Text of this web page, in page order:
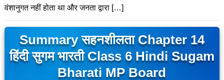
वंशानुगत नहीं होता था और जनता द्वारा […]
Summary सहनशीलता Chapter 14
हिंदी सुगम भारती Class 6 Hindi Sugam
Bharati MP Board